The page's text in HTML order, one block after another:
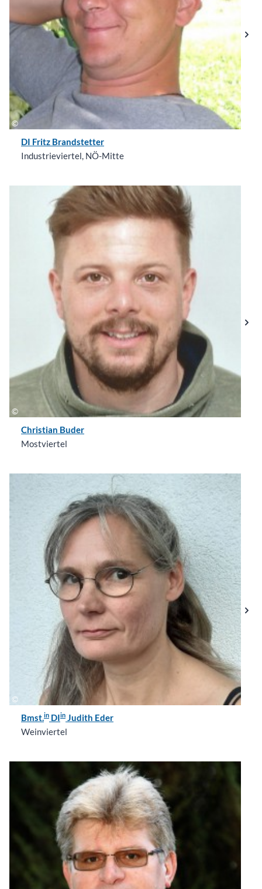
DI Fritz Brandstetter
Industrieviertel, NÖ-Mitte
Christian Buder
Mostviertel
Bmst.in DIin Judith Eder
Weinviertel